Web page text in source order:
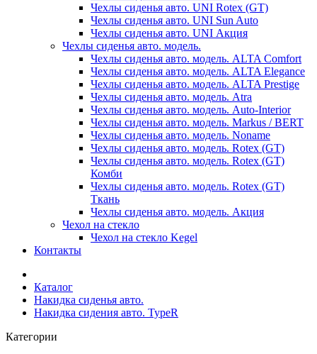
Чехлы сиденья авто. UNI Rotex (GT)
Чехлы сиденья авто. UNI Sun Auto
Чехлы сиденья авто. UNI Акция
Чехлы сиденья авто. модель.
Чехлы сиденья авто. модель. ALTA Comfort
Чехлы сиденья авто. модель. ALTA Elegance
Чехлы сиденья авто. модель. ALTA Prestige
Чехлы сиденья авто. модель. Atra
Чехлы сиденья авто. модель. Auto-Interior
Чехлы сиденья авто. модель. Markus / BERT
Чехлы сиденья авто. модель. Noname
Чехлы сиденья авто. модель. Rotex (GT)
Чехлы сиденья авто. модель. Rotex (GT)
Комби
Чехлы сиденья авто. модель. Rotex (GT)
Ткань
Чехлы сиденья авто. модель. Акция
Чехол на стекло
Чехол на стекло Kegel
Контакты
Каталог
Накидка сиденья авто.
Накидка сидения авто. TypeR
Категории